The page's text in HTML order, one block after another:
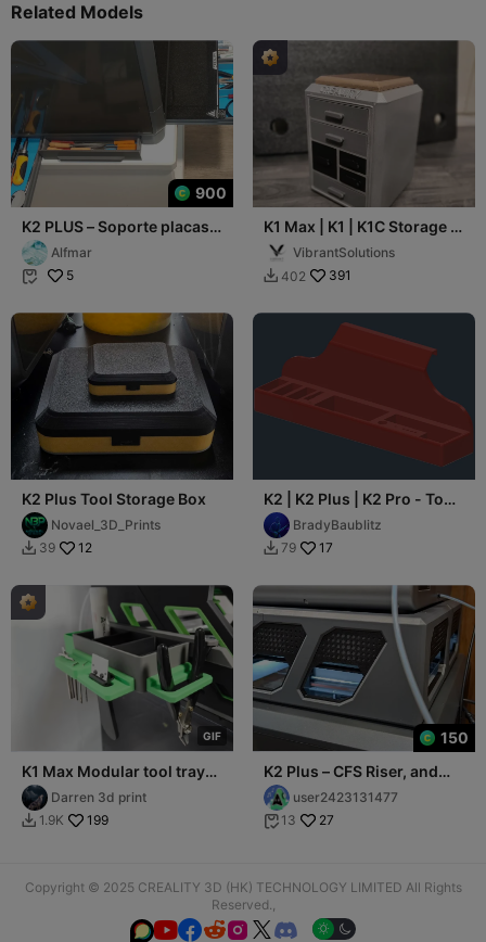
Related Models
900
K2 PLUS – Soporte placas +
2 Bandejas + 4 cajones
laterales
Alfmar
 5
K1 Max | K1 | K1C Storage -
6 Drawers, Removable Lid
for addVibrantSolutions
 402 391
K2 Plus Tool Storage Box
Novael_3D_Prints
 39 12
K2 | K2 Plus | K2 Pro - Tool
HolderBradyBaublitz
 79 17
GIF
K1 Max Modular tool tray
for K1 Max, K2 Pro and K2
D3P riser
Darren 3d print
 1.9K 199
150
K2 Plus – CFS Riser, and
Storageuser2423131477
 13 27
Copyright © 2025 CREALITY 3D (HK) TECHNOLOGY LIMITED All Rights
Reserved.,
  